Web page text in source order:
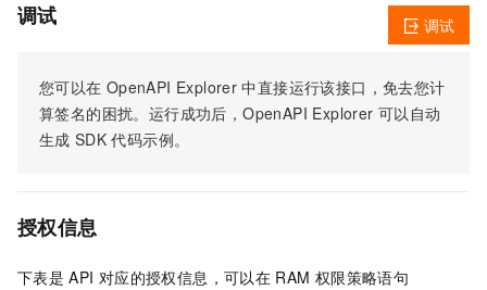
调试
您可以在 OpenAPI Explorer 中直接运行该接口，免去您计
算签名的困扰。运行成功后，OpenAPI Explorer 可以自动
生成 SDK 代码示例。
调试
授权信息
下表是 API 对应的授权信息，可以在 RAM 权限策略语句